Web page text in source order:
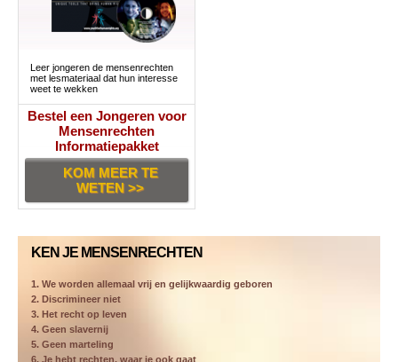
Leer jongeren de mensenrechten
met lesmateriaal dat hun interesse
weet te wekken
Bestel een Jongeren voor
Mensenrechten
Informatiepakket
KOM MEER TE
WETEN >>
KEN JE MENSENRECHTEN
1. We worden allemaal vrij en gelijkwaardig geboren
2. Discrimineer niet
3. Het recht op leven
4. Geen slavernij
5. Geen marteling
6. Je hebt rechten, waar je ook gaat